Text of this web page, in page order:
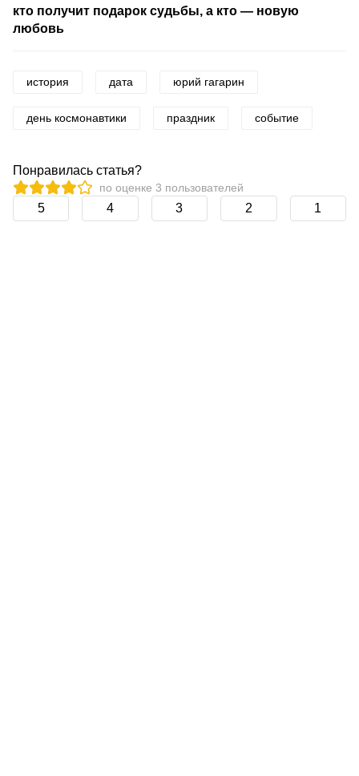
кто получит подарок судьбы, а кто — новую
любовь
история дата юрий гагарин
день космонавтики праздник событие
Понравилась статья?
по оценке 3 пользователей
5 4 3 2 1